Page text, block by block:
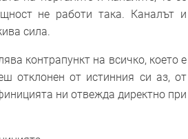
не работи така. Каналът и
сила.
контрапункт на всичко, което е
отклонен от истинния си аз, от
ни отвежда директно при